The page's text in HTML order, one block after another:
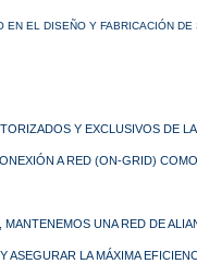
EL DISEÑO Y FABRICACIÓN
Y EXCLUSIVOS DE
A RED (ON-GRID)
UNA RED DE
LA MÁXIMA